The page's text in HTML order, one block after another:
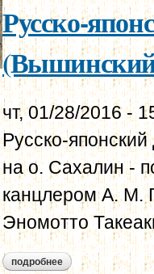
Русско-
чт, 01/28/2016 -
Русско-
на о. Сахалин -
канцлером А. М.
Эномотто
подробнее о русско-